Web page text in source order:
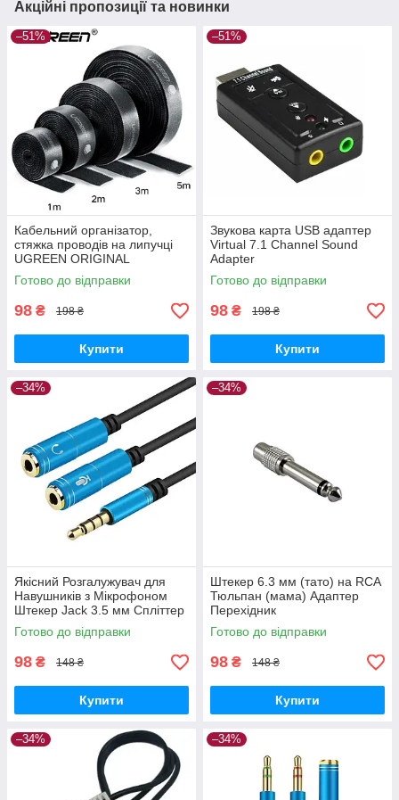
Акційні пропозиції та новинки
–51%
Кабельний організатор,
стяжка проводів на липучці
UGREEN ORIGINAL
Готово до відправки
98 ₴ 198 ₴
Купити
–51%
Звукова карта USB адаптер
Virtual 7.1 Channel Sound
Adapter
Готово до відправки
98 ₴ 198 ₴
Купити
–34%
Якісний Розгалужувач для
Навушників з Мікрофоном
Штекер Jack 3.5 мм Спліттер
Готово до відправки
98 ₴ 148 ₴
Купити
–34%
Штекер 6.3 мм (тато) на RCA
Тюльпан (мама) Адаптер
Перехідник
Готово до відправки
98 ₴ 148 ₴
Купити
–34% –34%